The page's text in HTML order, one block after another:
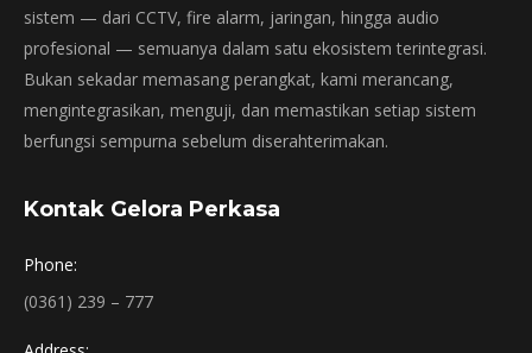
sistem — dari CCTV, fire alarm, jaringan, hingga audio
profesional — semuanya dalam satu ekosistem terintegrasi.
Bukan sekadar memasang perangkat, kami merancang,
mengintegrasikan, menguji, dan memastikan setiap sistem
berfungsi sempurna sebelum diserahterimakan.
Kontak Gelora Perkasa
Phone:
(0361) 239 – 777